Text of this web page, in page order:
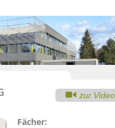
zur
Fächer: